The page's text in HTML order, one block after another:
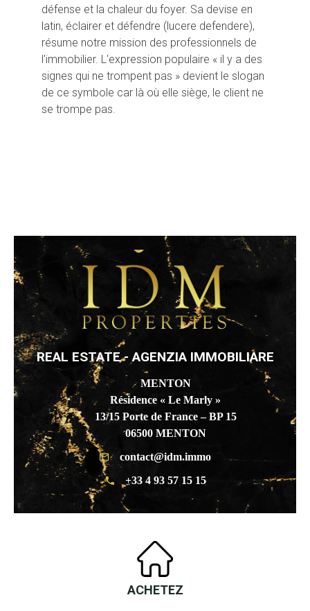
défense et la chaleur du foyer. Sa devise en
latin, éclairer et défendre (lucere defendere),
résume notre mission des professionnels de
l'immobilier. L'expression populaire « il y a des
signes qui ne trompent pas » devient le slogan
de ce symbole car là où elle siège, le client ne
se trompe pas.
REAL ESTATE - AGENZIA IMMOBILIARE
MENTON
Résidence « Le Marly »
13/15 Porte de France – BP 15
06500 MENTON
contact@idm.immo
+33 4 93 57 15 15
BEAUSOLEIL
ACHETEZ